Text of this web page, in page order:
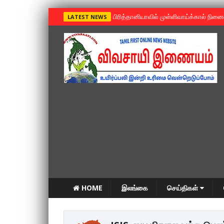
LATEST NEWS »பிரித்தானியாவில் முள்ளிவாய்க்கால்
HOME இலங்கை செய்திகள்